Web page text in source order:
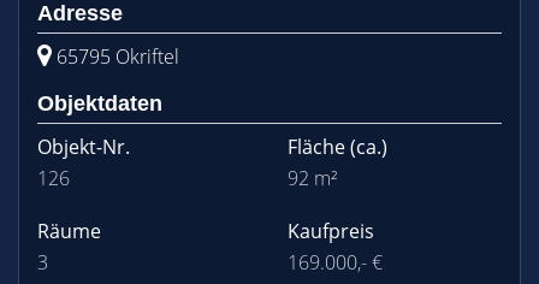
Adresse
65795 Okriftel
Objektdaten
Objekt-Nr.
126
Fläche(ca.)
92 m²
Räume
3
Kaufpreis
169.000,- €